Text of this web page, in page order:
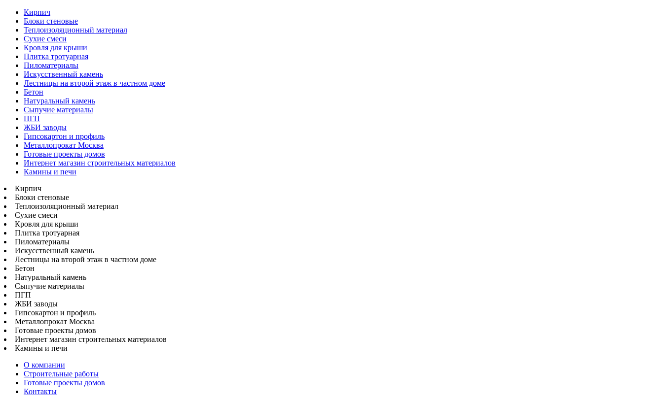
Кирпич
Блоки стеновые
Теплоизоляционный материал
Сухие смеси
Кровля для крыши
Плитка тротуарная
Пиломатериалы
Искусственный камень
Лестницы на второй этаж в частном доме
Бетон
Натуральный камень
Сыпучие материалы
ПГП
ЖБИ заводы
Гипсокартон и профиль
Металлопрокат Москва
Готовые проекты домов
Интернет магазин строительных материалов
Камины и печи
Кирпич
Блоки стеновые
Теплоизоляционный материал
Сухие смеси
Кровля для крыши
Плитка тротуарная
Пиломатериалы
Искусственный камень
Лестницы на второй этаж в частном доме
Бетон
Натуральный камень
Сыпучие материалы
ПГП
ЖБИ заводы
Гипсокартон и профиль
Металлопрокат Москва
Готовые проекты домов
Интернет магазин строительных материалов
Камины и печи
О компании
Строительные работы
Готовые проекты домов
Контакты